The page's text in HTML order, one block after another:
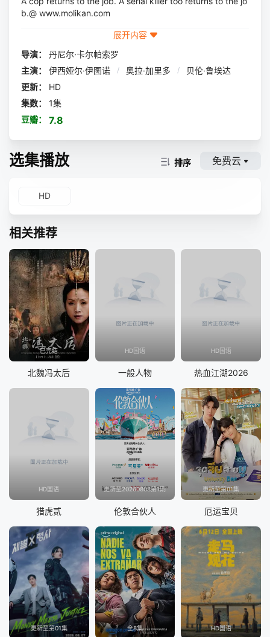
b.@ www.molikan.com
展开内容
导演：
丹尼尔·卡尔帕索罗
主演：
伊西娅尔·伊图诺 / 奥拉·加里多 /
贝伦·鲁埃达
更新：
HD
集数：
1集
豆瓣：
7.8
选集播放 排序 免费云
HD
相关推荐
已完结
北魏冯太后
HD国语
一般人物
HD国语
热血江湖2026
HD国语
猎虎贰
更新至20260808第1期
伦敦合伙人
更新至第01集
厄运宝贝
更新至第01集 全8集 HD国语